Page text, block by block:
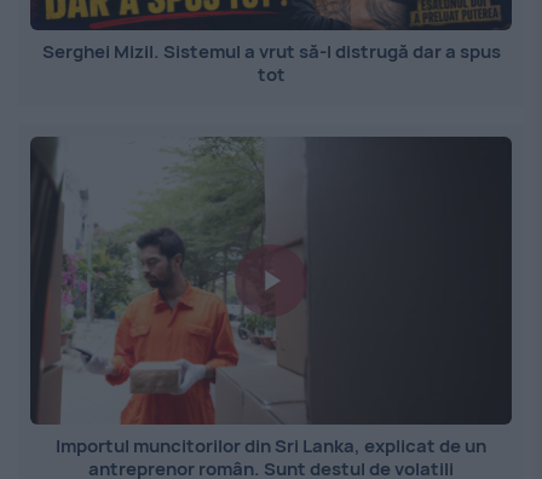
Serghei Mizil. Sistemul a vrut să-l distrugă dar a spus
tot
Importul muncitorilor din Sri Lanka, explicat de un
antreprenor român. Sunt destul de volatili